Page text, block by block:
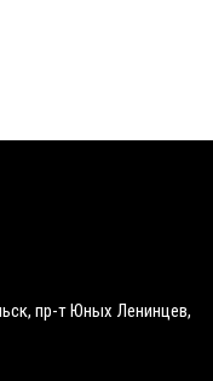
пр-т Юных Ленинцев,